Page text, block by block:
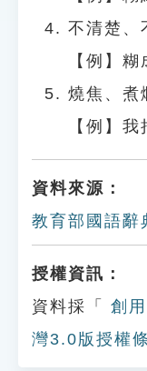
不清楚、
【例】
燒焦、煮
【例】我
資料來源：
教育部國語辭
授權資訊：
資料採「
創
灣3.0版授權